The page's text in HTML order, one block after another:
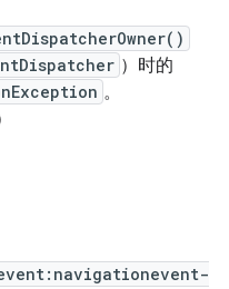
）时的
。